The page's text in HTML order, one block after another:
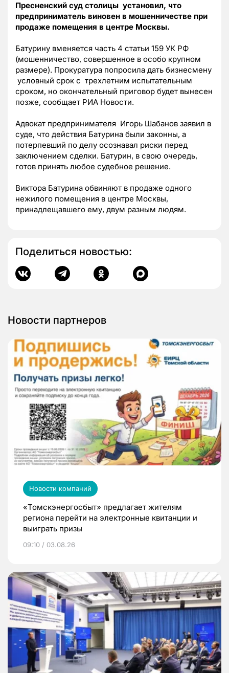
Пресненский суд столицы установил, что
предприниматель виновен в мошенничестве при
продаже помещения в центре Москвы.
Батурину вменяется часть 4 статьи 159 УК РФ
(мошенничество, совершенное в особо крупном
размере). Прокуратура попросила дать бизнесмену
условный срок с трехлетним испытательным
сроком, но окончательный приговор будет вынесен
позже, сообщает РИА Новости.
Адвокат предпринимателя Игорь Шабанов заявил в
суде, что действия Батурина были законны, а
потерпевший по делу осознавал риски перед
заключением сделки. Батурин, в свою очередь,
готов принять любое судебное решение.
Виктора Батурина обвиняют в продаже одного
нежилого помещения в центре Москвы,
принадлещавшего ему, двум разным людям.
Поделиться новостью:
Новости партнеров
Новости компаний
«Томскэнергосбыт» предлагает жителям
региона перейти на электронные квитанции и
выиграть призы
09:10 / 03.08.26